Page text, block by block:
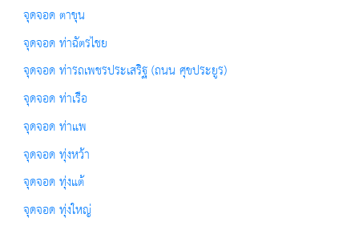
จุดจอด ตาขุน
จุดจอด ท่าฉัตรไชย
จุดจอด ท่ารถเพชรประเสริฐ (ถนน ศุขประยูร)
จุดจอด ท่าเรือ
จุดจอด ท่าแพ
จุดจอด ทุ่งหว้า
จุดจอด ทุ่งแต้
จุดจอด ทุ่งใหญ่